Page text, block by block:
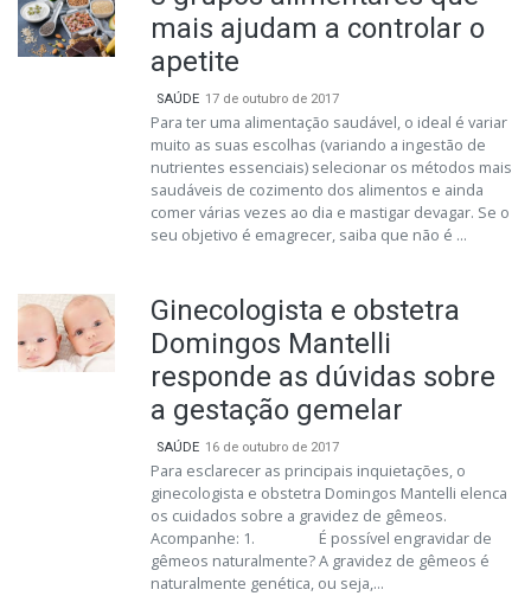
mais ajudam a controlar o
apetite
SAÚDE 17 de outubro de 2017
Para ter uma alimentação saudável, o ideal é variar
muito as suas escolhas (variando a ingestão de
nutrientes essenciais) selecionar os métodos mais
saudáveis de cozimento dos alimentos e ainda
comer várias vezes ao dia e mastigar devagar. Se o
seu objetivo é emagrecer, saiba que não é ...
Ginecologista e obstetra
Domingos Mantelli
responde as dúvidas sobre
a gestação gemelar
SAÚDE 16 de outubro de 2017
Para esclarecer as principais inquietações, o
ginecologista e obstetra Domingos Mantelli elenca
os cuidados sobre a gravidez de gêmeos.
Acompanhe: 1. É possível engravidar de
gêmeos naturalmente? A gravidez de gêmeos é
naturalmente genética, ou seja,...